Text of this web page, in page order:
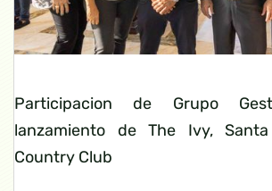
Participacion de Grupo
lanzamiento de The Ivy,
Country Club